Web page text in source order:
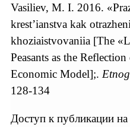
Vasiliev, M. I. 2016.
krest’ianstva kak
khoziaistvovaniia [The
Peasants as the
Economic Model];.
128-134
Доступ к публикации на